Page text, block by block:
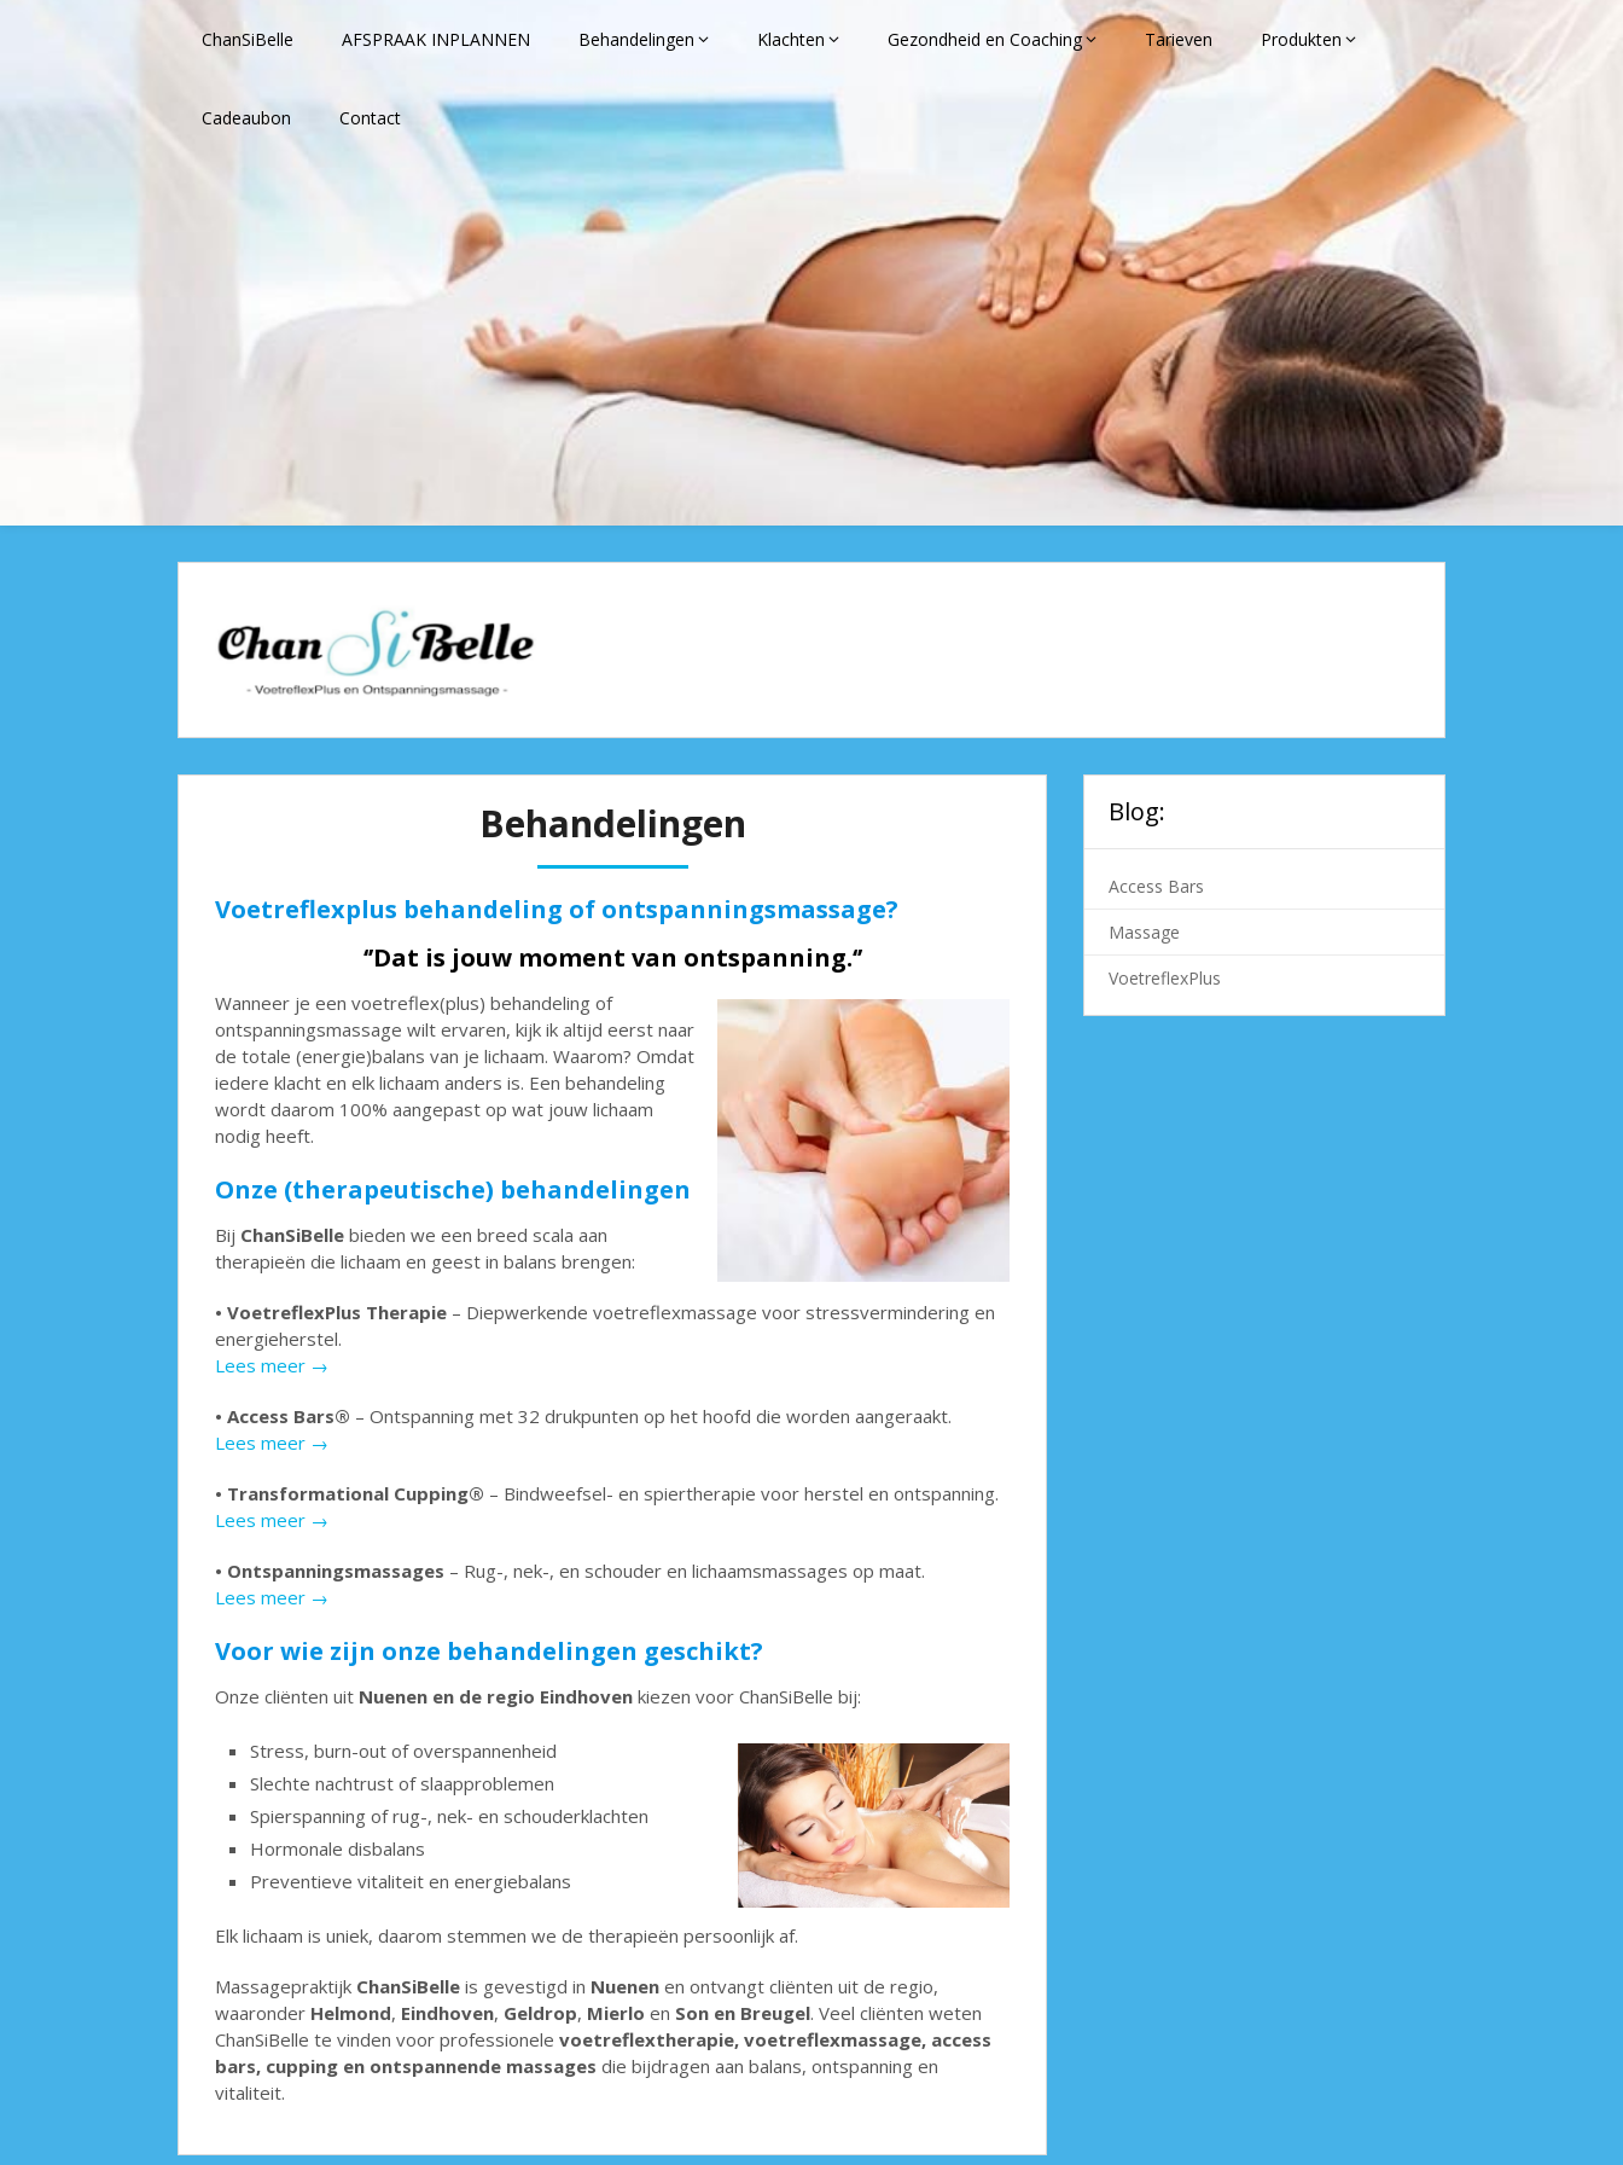
ChanSiBelle AFSPRAAK INPLANNEN Behandelingen Klachten Gezondheid en Coaching Tarieven Produkten
Cadeaubon Contact
Heerlijke massages in Nuenen: ChanSiBelle
Behandelingen
Voetreflexplus behandeling of ontspanningsmassage?
‘’Dat is jouw moment van ontspanning.‘’
Wanneer je een voetreflex(plus) behandeling of
ontspanningsmassage wilt ervaren, kijk ik altijd eerst naar
de totale (energie)balans van je lichaam. Waarom? Omdat
iedere klacht en elk lichaam anders is. Een behandeling
wordt daarom 100% aangepast op wat jouw lichaam
nodig heeft.
Onze (therapeutische) behandelingen
Bij ChanSiBelle bieden we een breed scala aan
therapieën die lichaam en geest in balans brengen:
• VoetreflexPlus Therapie – Diepwerkende voetreflexmassage voor stressvermindering en
energieherstel.
Lees meer →
• Access Bars® – Ontspanning met 32 drukpunten op het hoofd die worden aangeraakt.
Lees meer →
• Transformational Cupping® – Bindweefsel- en spiertherapie voor herstel en ontspanning.
Lees meer →
• Ontspanningsmassages – Rug-, nek-, en schouder en lichaamsmassages op maat.
Lees meer →
Voor wie zijn onze behandelingen geschikt?
Onze cliënten uit Nuenen en de regio Eindhoven kiezen voor ChanSiBelle bij:
Stress, burn-out of overspannenheid
Slechte nachtrust of slaapproblemen
Spierspanning of rug-, nek- en schouderklachten
Hormonale disbalans
Preventieve vitaliteit en energiebalans
Elk lichaam is uniek, daarom stemmen we de therapieën persoonlijk af.
Massagepraktijk ChanSiBelle is gevestigd in Nuenen en ontvangt cliënten uit de regio,
waaronder Helmond, Eindhoven, Geldrop, Mierlo en Son en Breugel. Veel cliënten weten
ChanSiBelle te vinden voor professionele voetreflextherapie, voetreflexmassage, access
bars, cupping en ontspannende massages die bijdragen aan balans, ontspanning en
vitaliteit.
Blog:
Access Bars
Massage
VoetreflexPlus